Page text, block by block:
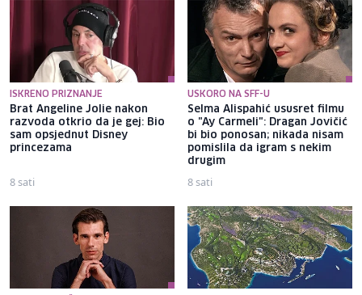
ISKRENO PRIZNANJE
Brat Angeline Jolie nakon
razvoda otkrio da je gej: Bio
sam opsjednut Disney
princezama
8 sati
USKORO NA SFF-U
Selma Alispahić ususret filmu
o "Ay Carmeli": Dragan Jovičić
bi bio ponosan; nikada nisam
pomislila da igram s nekim
drugim
8 sati